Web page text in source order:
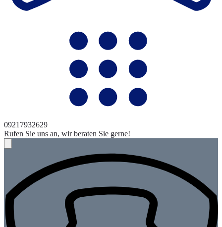
09217932629
Rufen Sie uns an, wir beraten Sie gerne!